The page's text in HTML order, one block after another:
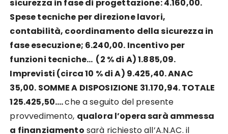
sicurezza in fase di progettazione: 4.160,00.
Spese tecniche per direzione lavori,
contabilità, coordinamento della sicurezza in
fase esecuzione; 6.240,00. Incentivo per
funzioni tecniche… (2 % di A) 1.885,09.
Imprevisti (circa 10 % di A) 9.425,40. ANAC
35,00. SOMME A DISPOSIZIONE 31.170,94. TOTALE
125.425,50….che a seguito del presente
provvedimento, qualora l’opera sarà ammessa
a finanziamento sarà richiesto all’A.N.AC. il